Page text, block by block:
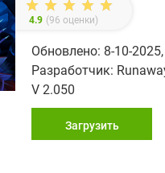
4.9 (96 оценки)
Обновлено: 8-10-
Разработчик:
V 2.050
Загрузить